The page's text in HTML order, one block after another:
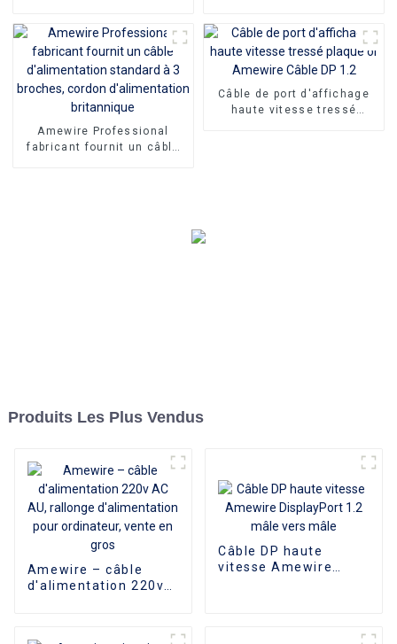
cinéma maison, PC, PS4,
bonnes ventes
qualité, prix bon marché
Amewire Professional
fabricant fournit un câble
Câble de port d'affichage
haute vitesse tressé
Produits Les Plus Vendus
Amewire – câble
d'alimentation 220v
Câble DP haute
vitesse Amewire